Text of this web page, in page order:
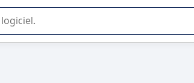
logiciel SaaS en entreprise.